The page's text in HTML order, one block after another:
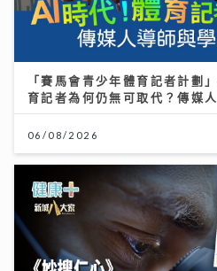
「賽馬會青少年體育記者計劃
育記者為何仍無可取代？傳媒
06/08/2026